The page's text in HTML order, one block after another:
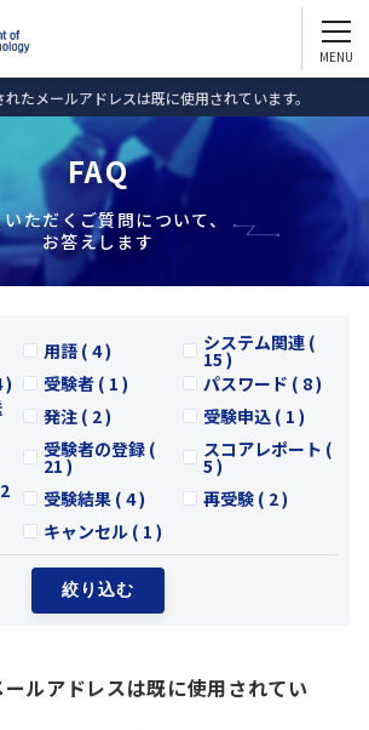
問い合わせ ・資料請求
験 個人受験
る
ンプル
用する
じてスキルアップ
ア研修
れたメールアドレスは既に使用されています。
FAQ
いただくご質問について、
お答えします
用語 ( 4 ) システム関連 (
15 )
)
受験者 ( 1 )
パスワード ( 8 )
発注 ( 2 )
受験申込 ( 1 )
受験者の登録 (
21 )
スコアレポート (
5 )
受験結果 ( 4 )
再受験 ( 2 )
キャンセル ( 1 )
絞り込む
ルアドレスは既に使用されてい